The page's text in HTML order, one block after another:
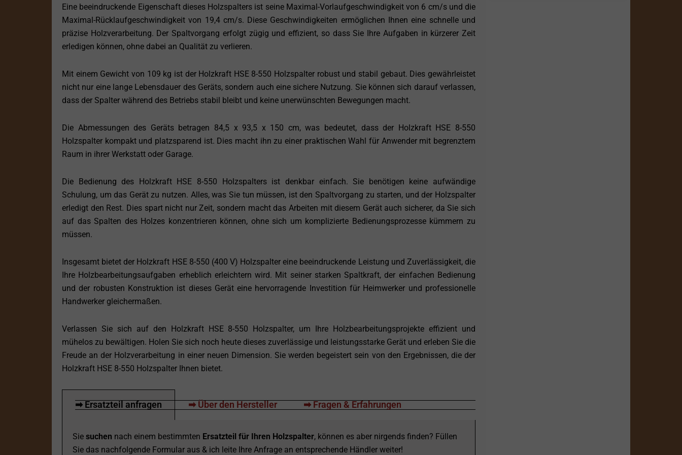
Eine beeindruckende Eigenschaft dieses Holzspalters ist seine Maximal-Vorlaufgeschwindigkeit von 6 cm/s und die
Maximal-Rücklaufgeschwindigkeit von 19,4 cm/s. Diese Geschwindigkeiten ermöglichen Ihnen eine schnelle und
präzise Holzverarbeitung. Der Spaltvorgang erfolgt zügig und effizient, so dass Sie Ihre Aufgaben in kürzerer Zeit
erledigen können, ohne dabei an Qualität zu verlieren.
Mit einem Gewicht von 109 kg ist der Holzkraft HSE 8-550 Holzspalter robust und stabil gebaut. Dies gewährleistet
nicht nur eine lange Lebensdauer des Geräts, sondern auch eine sichere Nutzung. Sie können sich darauf verlassen,
dass der Spalter während des Betriebs stabil bleibt und keine unerwünschten Bewegungen macht.
Die Abmessungen des Geräts betragen 84,5 x 93,5 x 150 cm, was bedeutet, dass der Holzkraft HSE 8-550
Holzspalter kompakt und platzsparend ist. Dies macht ihn zu einer praktischen Wahl für Anwender mit begrenztem
Raum in ihrer Werkstatt oder Garage.
Die Bedienung des Holzkraft HSE 8-550 Holzspalters ist denkbar einfach. Sie benötigen keine aufwändige
Schulung, um das Gerät zu nutzen. Alles, was Sie tun müssen, ist den Spaltvorgang zu starten, und der Holzspalter
erledigt den Rest. Dies spart nicht nur Zeit, sondern macht das Arbeiten mit diesem Gerät auch sicherer, da Sie sich
auf das Spalten des Holzes konzentrieren können, ohne sich um komplizierte Bedienungsprozesse kümmern zu
müssen.
Insgesamt bietet der Holzkraft HSE 8-550 (400 V) Holzspalter eine beeindruckende Leistung und Zuverlässigkeit, die
Ihre Holzbearbeitungsaufgaben erheblich erleichtern wird. Mit seiner starken Spaltkraft, der einfachen Bedienung
und der robusten Konstruktion ist dieses Gerät eine hervorragende Investition für Heimwerker und professionelle
Handwerker gleichermaßen.
Verlassen Sie sich auf den Holzkraft HSE 8-550 Holzspalter, um Ihre Holzbearbeitungsprojekte effizient und
mühelos zu bewältigen. Holen Sie sich noch heute dieses zuverlässige und leistungsstarke Gerät und erleben Sie die
Freude an der Holzverarbeitung in einer neuen Dimension. Sie werden begeistert sein von den Ergebnissen, die der
Holzkraft HSE 8-550 Holzspalter Ihnen bietet.
➡ Ersatzteil anfragen ➡ Über den Hersteller ➡ Fragen & Erfahrungen
Sie suchen nach einem bestimmten Ersatzteil für Ihren Holzspalter, können es aber nirgends finden? Füllen
Sie das nachfolgende Formular aus & ich leite Ihre Anfrage an entsprechende Händler weiter!